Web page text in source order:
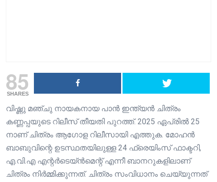
85
SHARES
വിഷ്ണു മഞ്ചു നായകനായ പാൻ ഇന്ത്യൻ ചിത്രം
കണ്ണപ്പയുടെ റിലീസ് തീയതി പുറത്ത്. 2025 ഏപ്രിൽ 25
നാണ് ചിത്രം ആഗോള റിലീസായി എത്തുക. മോഹൻ
ബാബുവിന്റെ ഉടസ്ഥതയിലുള്ള 24 ഫ്രെയിംസ് ഫാക്ടറി,
എ.വി.എ എന്റർടെയ്ൻ‌മെന്റ് എന്നീ ബാനറുകളിലാണ്
ചിത്രം നിർമ്മിക്കുന്നത്. ചിത്രം സംവിധാനം ചെയ്യുന്നത്